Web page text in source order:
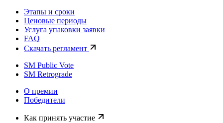
Этапы и сроки
Ценовые периоды
Услуга упаковки заявки
FAQ
Скачать регламент
SM Public Vote
SM Retrograde
О премии
Победители
Как принять участие